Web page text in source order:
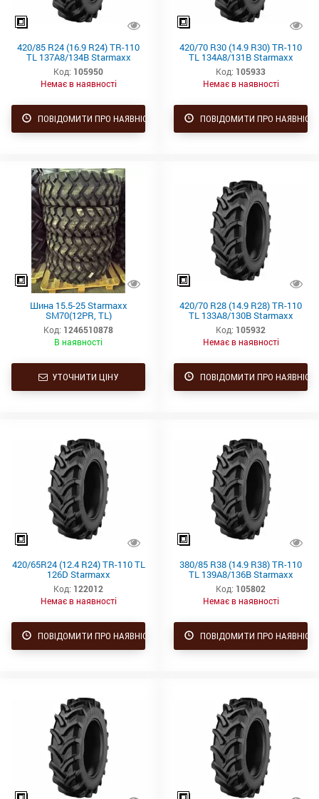
420/85 R24 (16.9 R24) TR-110
TL 137A8/134B Starmaxx
Код: 105950
Немає в наявності
ПОВІДОМИТИ ПРО НАЯВНІСТЬ
420/70 R30 (14.9 R30) TR-110
TL 134A8/131B Starmaxx
Код: 105933
Немає в наявності
ПОВІДОМИТИ ПРО
Шина 15.5-25 Starmaxx
SM70(12PR, TL)
Код: 1246510878
В наявності
УТОЧНИТИ ЦІНУ
420/70 R28 (14.9 R28) TR-110
TL 133A8/130B Starmaxx
Код: 105932
Немає в наявності
ПОВІДОМИТИ ПРО
420/65R24 (12.4 R24) TR-110 TL
126D Starmaxx
Код: 122012
Немає в наявності
ПОВІДОМИТИ ПРО НАЯВНІСТЬ
380/85 R38 (14.9 R38) TR-110
TL 139A8/136B Starmaxx
Код: 105802
Немає в наявності
ПОВІДОМИТИ ПРО